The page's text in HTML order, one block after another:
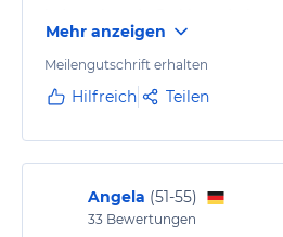
nehmen sogar Euro als
ein Doppelzimmer im
Innenhof. Sehr ruhiges Zimmer,
eingeschränkt. Würden hier
übernachten, wenn wir in…
Mehr anzeigen
Meilengutschrift erhalten
Hilfreich Teilen
Angela (51-55)
33 Bewertungen